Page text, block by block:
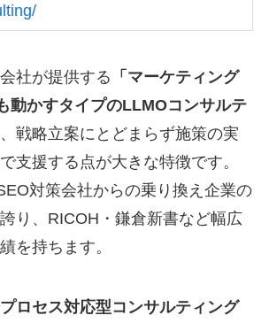
社が提供する 「マーケティング
動かすタイプのLLMOコンサルテ
戦略立案にとどまらず施策の実
支援する点が大きな特徴です。
対策会社からの乗り換え企業の
り、RICOH・鎌倉新書など幅広
を持ちます。
ロセス対応型コンサルティング